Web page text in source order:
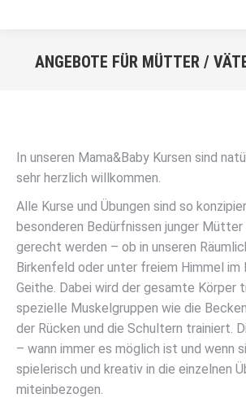
ANGEBOTE FÜR MÜTTER /
In unseren Mama&Baby Kursen sind
sehr herzlich willkommen.
Alle Kurse und Übungen sind so
besonderen Bedürfnissen junger Mütter
gerecht werden – ob in unseren
Birkenfeld oder unter freiem Himmel im
Geithe. Dabei wird der gesamte Körper
spezielle Muskelgruppen wie die
der Rücken und die Schultern trainiert.
– wann immer es möglich ist und wenn
spielerisch und kreativ in die einzelnen
miteinbezogen.